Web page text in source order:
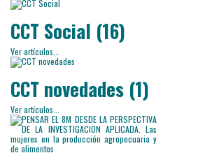
CCT Social (16)
Ver artículos...
CCT novedades (1)
Ver artículos...